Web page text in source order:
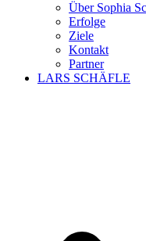
Über Sophia
Erfolge
Ziele
Kontakt
Partner
LARS SCHÄFLE